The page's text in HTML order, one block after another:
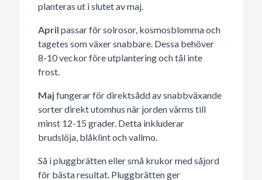
planteras ut i slutet av maj.
April passar för solrosor, kosmosblomma och
tagetes som växer snabbare. Dessa behöver
8-10 veckor före utplantering och tål inte
frost.
Majfungerar för direktsådd av snabbväxande
sorter direkt utomhus när jorden värms till
minst 12-15 grader. Detta inkluderar
brudslöja, blåklint och vallmo.
Så i pluggbrätten eller små krukor med såjord
för bästa resultat. Pluggbrätten ger